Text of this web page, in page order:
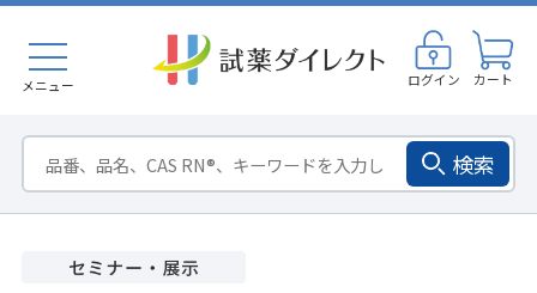
メニュー ログイン カート
検索